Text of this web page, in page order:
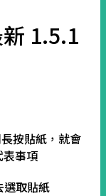
1.5.1
按貼紙，就會
表事項
選取貼紙